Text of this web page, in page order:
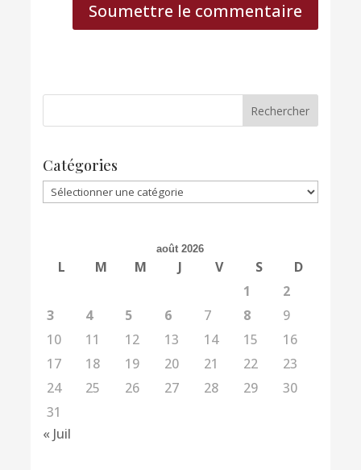
Soumettre le commentaire
Catégories
Catégories
août 2026
L M M J V S
D
1
2
3
4 5 6 7 8
9
10
11 12 13 14 15
16
17
18 19 20 21 22
23
24
25 26 27 28 29
30
31
« Juil